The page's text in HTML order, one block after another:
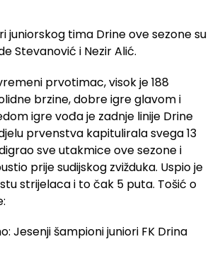
juniorskog tima Drine ove sezone su
Stevanović i Nezir Alić.
prvotimac, visok je 188
brzine, dobre igre glavom i
igre vođa je zadnje linije Drine
prvenstva kapitulirala svega 13
sve utakmice ove sezone i
prije sudijskog zvižduka. Uspio je
strijelaca i to čak 5 puta. Tošić o